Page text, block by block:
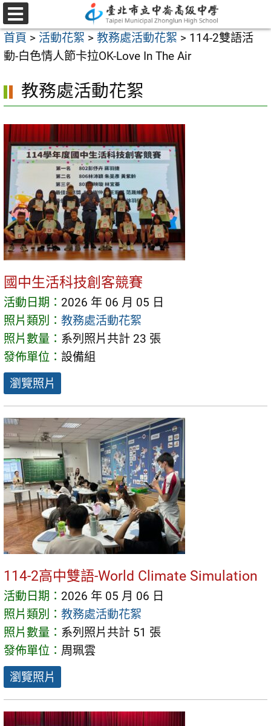
跳
至
主
要
容
選
單
首頁 > 活動花絮 > 教務處活動花絮 > 114-2雙語活
動-白色情人節卡拉OK-Love In The Air
教務處活動花絮
國中生活科技創客競賽
活動日期： 2026 年 06 月 05 日
照片類別： 教務處活動花絮
照片數量： 系列照片共計 23 張
發佈單位： 設備組
瀏覽照片
114-2高中雙語-World Climate Simulation
活動日期： 2026 年 05 月 06 日
照片類別： 教務處活動花絮
照片數量： 系列照片共計 51 張
發佈單位： 周珮雲
瀏覽照片